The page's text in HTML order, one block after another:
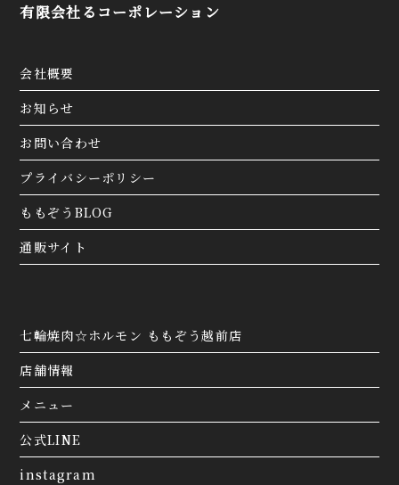
有限会社るコーポレーション
会社概要
お知らせ
お問い合わせ
プライバシーポリシー
ももぞうBLOG
通販サイト
七輪焼肉☆ホルモン ももぞう越前店
店舗情報
メニュー
公式LINE
instagram